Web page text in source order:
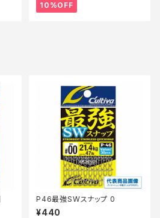
10%OFF
P46最強SWスナップ 0
¥440